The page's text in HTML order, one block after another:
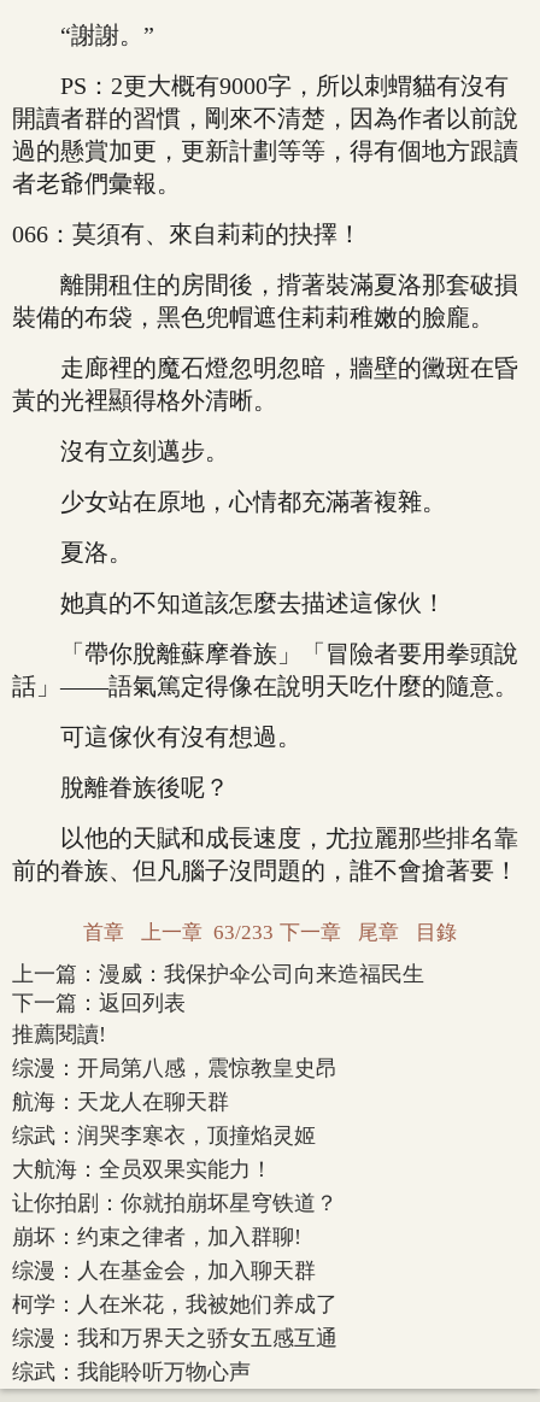
“謝謝。”
PS：2更大概有9000字，所以刺蝟貓有沒有
開讀者群的習慣，剛來不清楚，因為作者以前說
過的懸賞加更，更新計劃等等，得有個地方跟讀
者老爺們彙報。
066：莫須有、來自莉莉的抉擇！
離開租住的房間後，揹著裝滿夏洛那套破損
裝備的布袋，黑色兜帽遮住莉莉稚嫩的臉龐。
走廊裡的魔石燈忽明忽暗，牆壁的黴斑在昏
黃的光裡顯得格外清晰。
沒有立刻邁步。
少女站在原地，心情都充滿著複雜。
夏洛。
她真的不知道該怎麼去描述這傢伙！
「帶你脫離蘇摩眷族」「冒險者要用拳頭說
話」——語氣篤定得像在說明天吃什麼的隨意。
可這傢伙有沒有想過。
脫離眷族後呢？
以他的天賦和成長速度，尤拉麗那些排名靠
前的眷族、但凡腦子沒問題的，誰不會搶著要！
首章 上一章 63/233 下一章 尾章 目錄
上一篇： 漫威：我保护伞公司向来造福民生
下一篇： 返回列表
推薦閱讀!
综漫：开局第八感，震惊教皇史昂
航海：天龙人在聊天群
综武：润哭李寒衣，顶撞焰灵姬
大航海：全员双果实能力！
让你拍剧：你就拍崩坏星穹铁道？
崩坏：约束之律者，加入群聊!
综漫：人在基金会，加入聊天群
柯学：人在米花，我被她们养成了
综漫：我和万界天之骄女五感互通
综武：我能聆听万物心声